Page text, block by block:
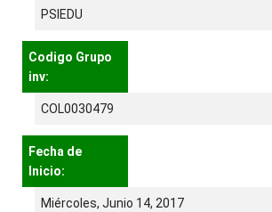
PSIEDU
Codigo Grupo
inv:
COL0030479
Fecha de
Inicio:
Miércoles, Junio 14, 2017